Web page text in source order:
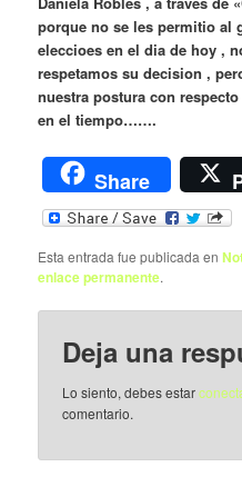
porque no se les permitio al
eleccioes en el dia de hoy ,
respetamos su decision ,
nuestra postura con
en el tiempo…….
Share
Esta entrada fue publicada en
enlace permanente.
Deja una
Lo siento, debes estar
comentario.